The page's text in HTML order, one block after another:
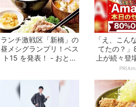
ランチ激戦区「新橋」の
昼メシグランプリ！ベス
ト15 を発表！ - おとな
「え、こん
てたの？」
上が続々登
の本